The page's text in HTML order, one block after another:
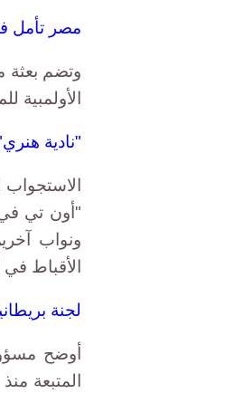
مصر تأمل
الأولمبية
"نادية
"أون تي
ونواب
الأقباط
لجنة
أوضح
المتبعة